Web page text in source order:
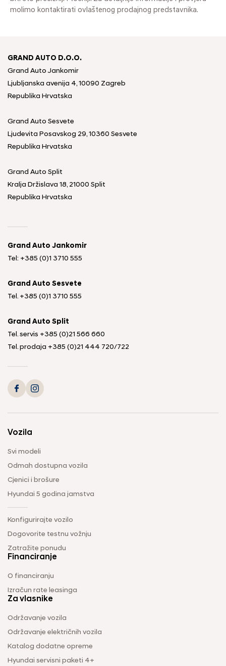
molimo kontaktirati ovlaštenog prodajnog predstavnika.
GRAND AUTO D.O.O.
Grand Auto Jankomir
Ljubljanska avenija 4, 10090 Zagreb
Republika Hrvatska
Grand Auto Sesvete
Ljudevita Posavskog 29, 10360 Sesvete
Republika Hrvatska
Grand Auto Split
Kralja Držislava 18, 21000 Split
Republika Hrvatska
Grand Auto Jankomir
Tel: +385 (0)1 3710 555
Grand Auto Sesvete
Tel. +385 (0)1 3710 555
Grand Auto Split
Tel. servis +385 (0)21 566 660
Tel. prodaja +385 (0)21 444 720/722
Vozila
Svi modeli
Odmah dostupna vozila
Cjenici i brošure
Hyundai 5 godina jamstva
Konfigurirajte vozilo
Dogovorite testnu vožnju
Zatražite ponudu
Financiranje
O financiranju
Izračun rate leasinga
Za vlasnike
Održavanje vozila
Održavanje električnih vozila
Katalog dodatne opreme
Hyundai servisni paketi 4+